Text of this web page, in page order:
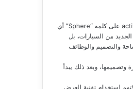
يحتوي اسم سيارات أودي التجريبية الأربع skysphere، و grandsphere، و urbansphere، و activephere على كلمة “Sphere” أي
من السيارات، بل
والتصميم والوظائف
وتصميمها، وبعد ذلك يبدأ
استخدام تقنية العرض